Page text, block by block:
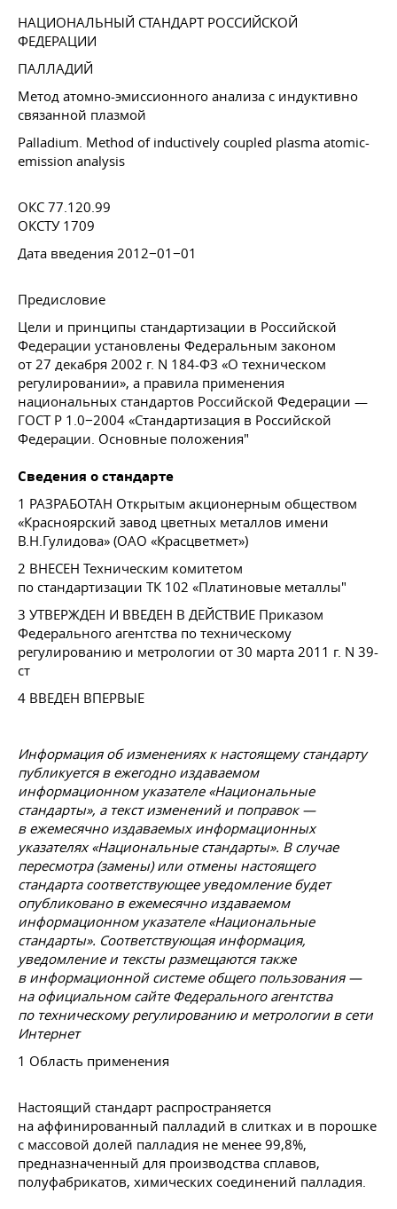
НАЦИОНАЛЬНЫЙ СТАНДАРТ РОССИЙСКОЙ
ФЕДЕРАЦИИ
ПАЛЛАДИЙ
Метод атомно-эмиссионного анализа с индуктивно
связанной плазмой
Palladium. Method of inductively coupled plasma atomic-
emission analysis
ОКС 77.120.99
ОКСТУ 1709
Дата введения 2012−01−01
Предисловие
Цели и принципы стандартизации в Российской
Федерации установлены Федеральным законом
от 27 декабря 2002 г. N 184-ФЗ «О техническом
регулировании», а правила применения
национальных стандартов Российской Федерации —
ГОСТ Р 1.0−2004 «Стандартизация в Российской
Федерации. Основные положения"
Сведения о стандарте
1 РАЗРАБОТАН Открытым акционерным обществом
«Красноярский завод цветных металлов имени
В.Н.Гулидова» (ОАО «Красцветмет»)
2 ВНЕСЕН Техническим комитетом
по стандартизации ТК 102 «Платиновые металлы"
3 УТВЕРЖДЕН И ВВЕДЕН В ДЕЙСТВИЕ Приказом
Федерального агентства по техническому
регулированию и метрологии от 30 марта 2011 г. N 39-
ст
4 ВВЕДЕН ВПЕРВЫЕ
Информация об изменениях к настоящему стандарту
публикуется в ежегодно издаваемом
информационном указателе «Национальные
стандарты», а текст изменений и поправок —
в ежемесячно издаваемых информационных
указателях «Национальные стандарты». В случае
пересмотра (замены) или отмены настоящего
стандарта соответствующее уведомление будет
опубликовано в ежемесячно издаваемом
информационном указателе «Национальные
стандарты». Соответствующая информация,
уведомление и тексты размещаются также
в информационной системе общего пользования —
на официальном сайте Федерального агентства
по техническому регулированию и метрологии в сети
Интернет
1 Область применения
Настоящий стандарт распространяется
на аффинированный палладий в слитках и в порошке
с массовой долей палладия не менее 99,8%,
предназначенный для производства сплавов,
полуфабрикатов, химических соединений палладия.